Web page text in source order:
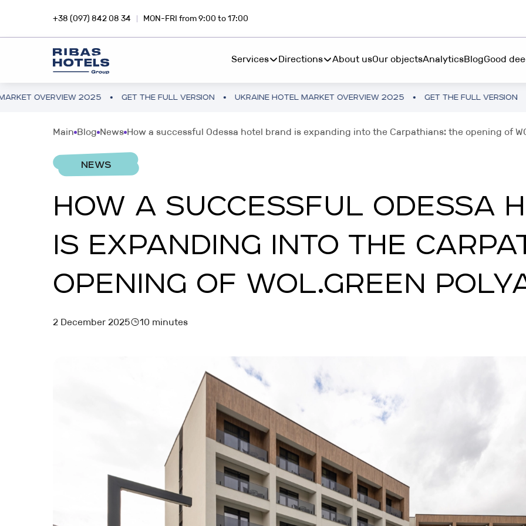
+38 (097) 842 08 34 MON-FRI from 9:00 to 17:00
Services
FRANCHISING
PROJECT CONSULTING
PROJECT AUDIT
MARKETING AND BOOKING
HOTEL LAUNCH
TEMO
RIBAS INVEST
SNAP INVEST BY RIBAS
Directions
Ribas Hotels
INVESTMENTS ABROAD SNAP INVEST
smartphone
About usOur objectsAnalyticsBlogGood
2025 GET THE FULL VERSION UKRAINE HOTEL MARKET OVERVIEW 2025 GET THE FULL VERSION UKRAINE
Main Blog News How a successful Odessa hotel brand is expanding into the Carpathians: the opening of
NEWS
HOW A SUCCESSFUL ODESSA
IS EXPANDING INTO THE
OPENING OF WOL.GREEN
2 December 2025 10 minutes